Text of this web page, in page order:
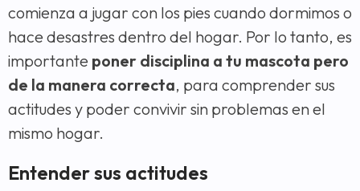
comienza a jugar con los pies cuando dormimos o
hace desastres dentro del hogar. Por lo tanto, es
importante poner disciplina a tu mascota pero
de la manera correcta, para comprender sus
actitudes y poder convivir sin problemas en el
mismo hogar.
Entender sus actitudes